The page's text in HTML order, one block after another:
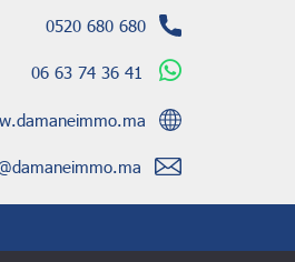
0520 680 680
06 63 74 36 41